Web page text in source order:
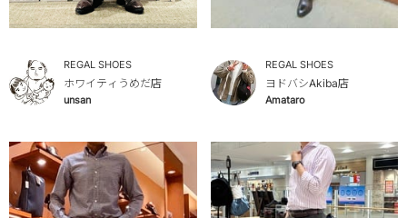
REGAL SHOES
ホワイティうめだ店
unsan
REGAL SHOES
ヨドバシAkiba店
Amataro